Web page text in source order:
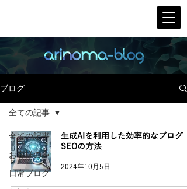
ブログ
全ての記事
お客様の声
日常ブログ
全ての記事
生成AIを利用した効率的なブログ
SEOの方法
2024年10月5日